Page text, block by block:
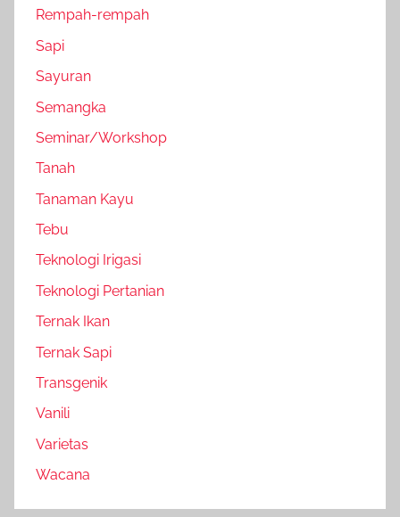
Rempah-rempah
Sapi
Sayuran
Semangka
Seminar/Workshop
Tanah
Tanaman Kayu
Tebu
Teknologi Irigasi
Teknologi Pertanian
Ternak Ikan
Ternak Sapi
Transgenik
Vanili
Varietas
Wacana